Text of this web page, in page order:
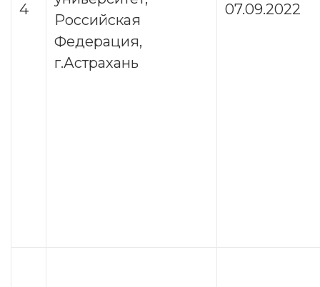
4
Российская
Федерация,
г.Астрахань
07.09.2022